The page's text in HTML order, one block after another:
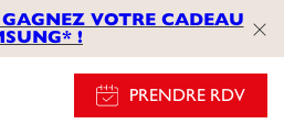
VOTRE CADEAU
!
PRENDRE RDV